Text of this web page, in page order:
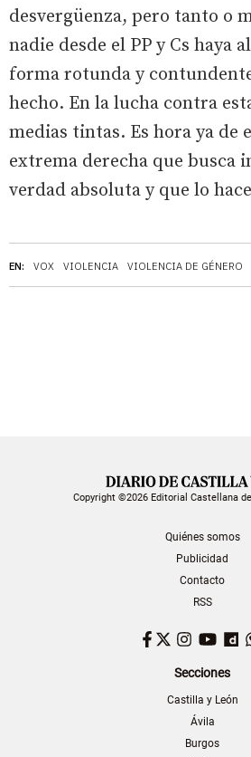
EN: VOX VIOLENCIA VIOLENCIA DE GÉNERO
desvergüenza, pero tanto o
nadie desde el PP y Cs haya
forma rotunda y
hecho. En la lucha contra
medias tintas. Es hora ya de
extrema derecha que busca
verdad absoluta y que lo
Copyright ©2026 Editorial Castellana
Quiénes somos
Publicidad
Contacto
RSS
Facebook
Twitter
Secciones
Castilla y León
Ávila
Burgos